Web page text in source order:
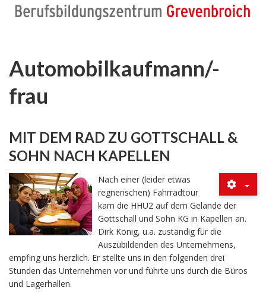
Automobilkaufmann/-
frau
MIT DEM RAD ZU GOTTSCHALL &
SOHN NACH KAPELLEN
Nach einer (leider etwas
regnerischen) Fahrradtour
kam die HHU2 auf dem Gelände der
Gottschall und Sohn KG in Kapellen an.
Dirk König, u.a. zuständig für die
Auszubildenden des Unternehmens,
empfing uns herzlich. Er stellte uns in den folgenden drei
Stunden das Unternehmen vor und führte uns durch die Büros
und Lagerhallen.